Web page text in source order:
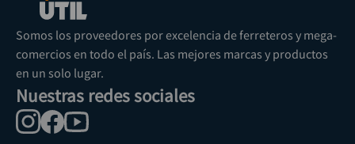
Somos los proveedores por excelencia de ferreteros y mega-
comercios en todo el país. Las mejores marcas y productos
en un solo lugar.
Nuestras redes sociales